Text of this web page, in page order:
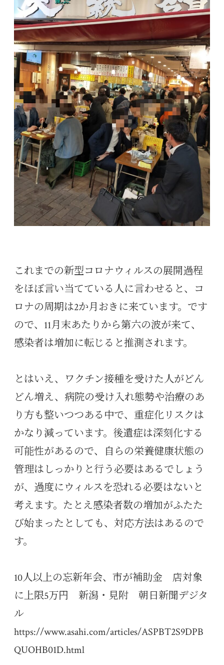
これまでの新型コロナウィルスの展開過程
をほぼ言い当てている人に言わせると、コ
ロナの周期は2か月おきに来ています。です
ので、11月末あたりから第六の波が来て、
感染者は増加に転じると推測されます。
とはいえ、ワクチン接種を受けた人がどん
どん増え、病院の受け入れ態勢や治療のあ
り方も整いつつある中で、重症化リスクは
かなり減っています。後遺症は深刻化する
可能性があるので、自らの栄養健康状態の
管理はしっかりと行う必要はあるでしょう
が、過度にウィルスを恐れる必要はないと
考えます。たとえ感染者数の増加がふたた
び始まったとしても、対応方法はあるので
す。
10人以上の忘新年会、市が補助金 店対象
に上限5万円 新潟・見附 朝日新聞デジタ
ル
https://www.asahi.com/articles/ASPBT2S9DPB
QUOHB01D.html